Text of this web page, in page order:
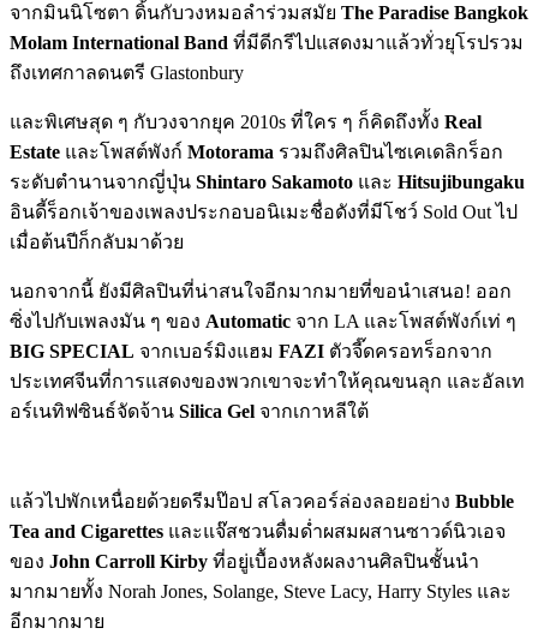
จากมินนิโซตา ดิ้นกับวงหมอลำร่วมสมัย The Paradise Bangkok
Molam International Band ที่มีดีกรีไปแสดงมาแล้วทั่วยุโรปรวม
ถึงเทศกาลดนตรี Glastonbury
และพิเศษสุด ๆ กับวงจากยุค 2010s ที่ใคร ๆ ก็คิดถึงทั้ง Real
Estate และโพสต์พังก์ Motorama รวมถึงศิลปินไซเคเดลิกร็อก
ระดับตำนานจากญี่ปุ่น Shintaro Sakamoto และ Hitsujibungaku
อินดี้ร็อกเจ้าของเพลงประกอบอนิเมะชื่อดังที่มีโชว์ Sold Out ไป
เมื่อต้นปีก็กลับมาด้วย
นอกจากนี้ ยังมีศิลปินที่น่าสนใจอีกมากมายที่ขอนำเสนอ! ออก
ซิ่งไปกับเพลงมัน ๆ ของ Automatic จาก LA และโพสต์พังก์เท่ ๆ
BIG SPECIAL จากเบอร์มิงแฮม FAZI ตัวจี๊ดครอทร็อกจาก
ประเทศจีนที่การแสดงของพวกเขาจะทำให้คุณขนลุก และอัลเท
อร์เนทิฟซินธ์จัดจ้าน Silica Gel จากเกาหลีใต้
แล้วไปพักเหนื่อยด้วยดรีมป๊อป สโลวคอร์ล่องลอยอย่าง Bubble
Tea and Cigarettes และแจ๊สชวนดื่มด่ำผสมผสานซาวด์นิวเอจ
ของ John Carroll Kirby ที่อยู่เบื้องหลังผลงานศิลปินชั้นนำ
มากมายทั้ง Norah Jones, Solange, Steve Lacy, Harry Styles และ
อีกมากมาย